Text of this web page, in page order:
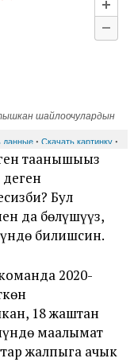
таанышыңыз
Бул
да бөлүшүңүз,
билишсин.
2020-
18 жаштан
маалымат
жалпыга ачык